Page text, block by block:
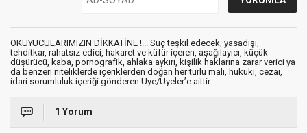
OKUYUCULARIMIZIN DİKKATİNE !... Suç teşkil edecek, yasadışı,
tehditkar, rahatsız edici, hakaret ve küfür içeren, aşağılayıcı, küçük
düşürücü, kaba, pornografik, ahlaka aykırı, kişilik haklarına zarar verici ya
da benzeri niteliklerde içeriklerden doğan her türlü mali, hukuki, cezai,
idari sorumluluk içeriği gönderen Üye/Üyeler’e aittir.
1 Yorum